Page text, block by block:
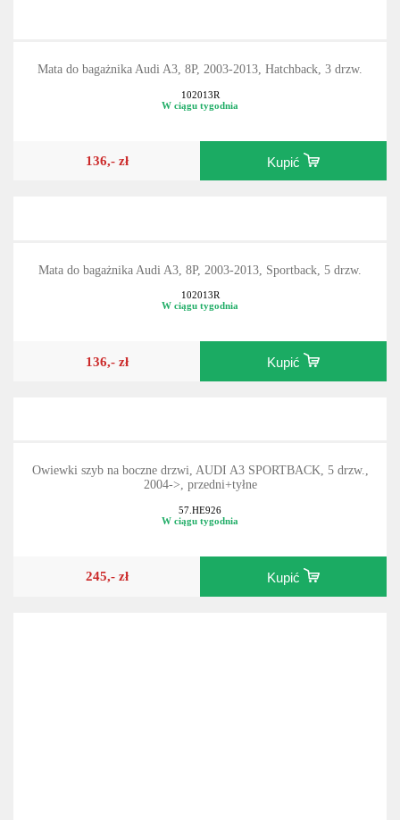
Mata do bagażnika Audi A3, 8P, 2003-2013, Hatchback, 3 drzw.
102013R
W ciągu tygodnia
136,- zł Kupić
Mata do bagażnika Audi A3, 8P, 2003-2013, Sportback, 5 drzw.
102013R
W ciągu tygodnia
136,- zł Kupić
Owiewki szyb na boczne drzwi, AUDI A3 SPORTBACK, 5 drzw.,
2004->, przedni+tyłne
57.HE926
W ciągu tygodnia
245,- zł Kupić